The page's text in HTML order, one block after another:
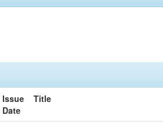
Issue
Date
Title